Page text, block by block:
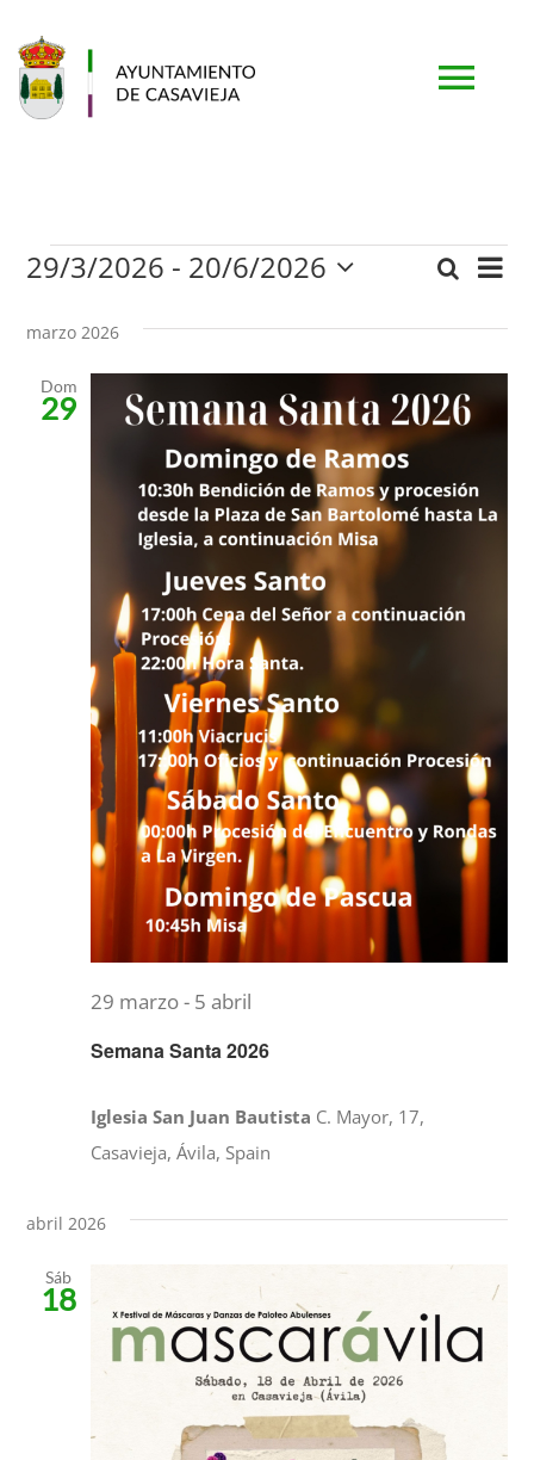
contenido
AYUNTAMIENTO
ACTIVIDADES
MULTIMEDIA
SEDE ELECTRÓNICA
Eventos
de
y
vistas
de
Buscar
Lista
29/3/2026 - 20/6/2026
la
marzo 2026
Dom
29
Semana Santa 2026
29 marzo- 5 abril
Iglesia San Juan Bautista C. Mayor, 17,
Casavieja, Ávila, Spain
abril 2026
Sáb
18